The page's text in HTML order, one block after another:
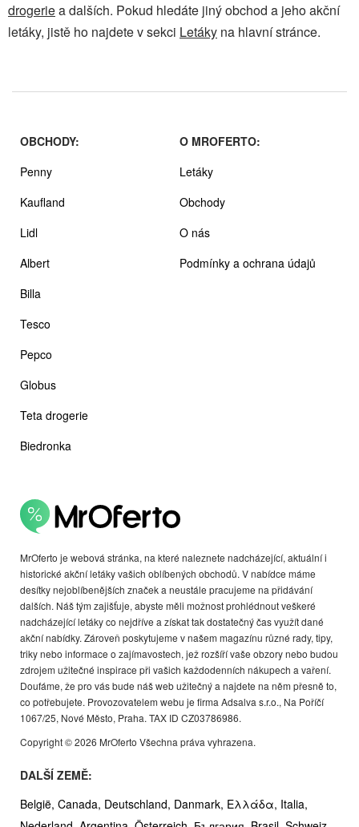
drogeriea dalších. Pokud hledáte jiný obchod a jeho akční
letáky, jistě ho najdete v sekci Letáky na hlavní stránce.
MrOferto je webová stránka, na které naleznete nadcházející, aktuální i
historické akční letáky vašich oblíbených obchodů. V nabídce máme
desítky nejoblíbenějších značek a neustále pracujeme na přidávání
dalších. Náš tým zajišťuje, abyste měli možnost prohlédnout veškeré
nadcházející letáky co nejdříve a získat tak dostatečný čas využít dané
akční nabídky. Zároveň poskytujeme v našem magazínu různé rady, tipy,
triky nebo informace o zajímavostech, jež rozšíří vaše obzory nebo budou
zdrojem užitečné inspirace při vašich každodenních nákupech a vaření.
Doufáme, že pro vás bude náš web užitečný a najdete na něm přesně to,
co potřebujete. Provozovatelem webu je firma Adsalva s.r.o., Na Poříčí
1067/25, Nové Město, Praha. TAX ID CZ03786986.
Copyright © 2026 MrOferto Všechna práva vyhrazena.
OBCHODY:
Penny
Kaufland
Lidl
Albert
Billa
Tesco
Pepco
Globus
Teta drogerie
Biedronka
O MROFERTO:
Letáky
Obchody
O nás
Podmínky a ochrana údajů
DALŠÍ ZEMĚ:
België, Canada, Deutschland, Danmark, Ελλάδα, Italia,